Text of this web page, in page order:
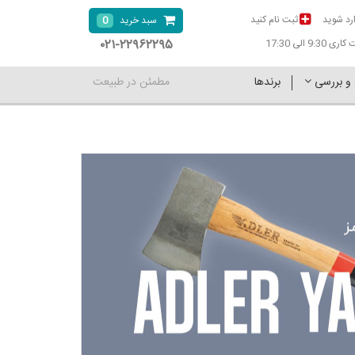
شوید
ثبت نام کنید
الی 17:30
سبد خرید 0
۰۲۱-۲۲۹۶۲۲۹۵
و بررسی برندها مطمئن در طبیعت